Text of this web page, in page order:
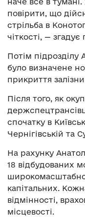
повірити, що
стрільба в
чіткості, —
Потім підрозділу
було визначене
прикриття
Після того, як
спочатку в
Чернігівській та
На рахунку
18 відбудованих
капітальних.
відмінності,
місцевості.